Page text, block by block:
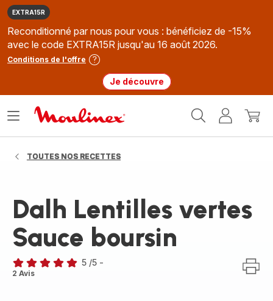
EXTRA15R
Reconditionné par nous pour vous : bénéficiez de -15%
avec le code EXTRA15R jusqu'au 16 août 2026.
Conditions de l'offre
Je découvre
MonMon
Ouvrir
TOUTES NOS RECETTES
Dalh Lentilles vertes
Sauce boursin
Avis
5 /5 -
2 Avis